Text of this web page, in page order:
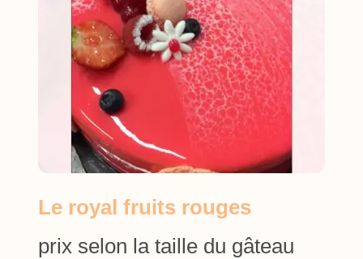
Le royal fruits rouges
prix selon la taille du gâteau